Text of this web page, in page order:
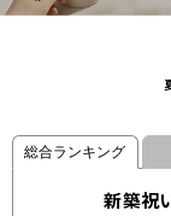
総合ランキング
新築祝